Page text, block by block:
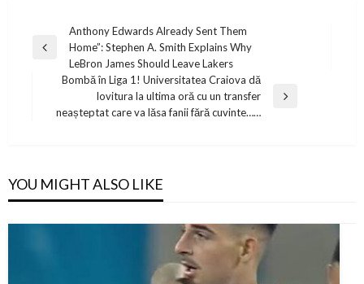
navigation
Previous
Anthony Edwards Already Sent Them
Home”: Stephen A. Smith Explains Why
LeBron James Should Leave Lakers
Post
Bombă în Liga 1! Universitatea Craiova dă
lovitura la ultima oră cu un transfer
neașteptat care va lăsa fanii fără cuvinte……
YOU MIGHT ALSO LIKE